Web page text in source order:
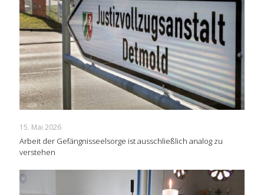
15. Mai 2026
Arbeit der Gefängnisseelsorge ist ausschließlich analog zu
verstehen